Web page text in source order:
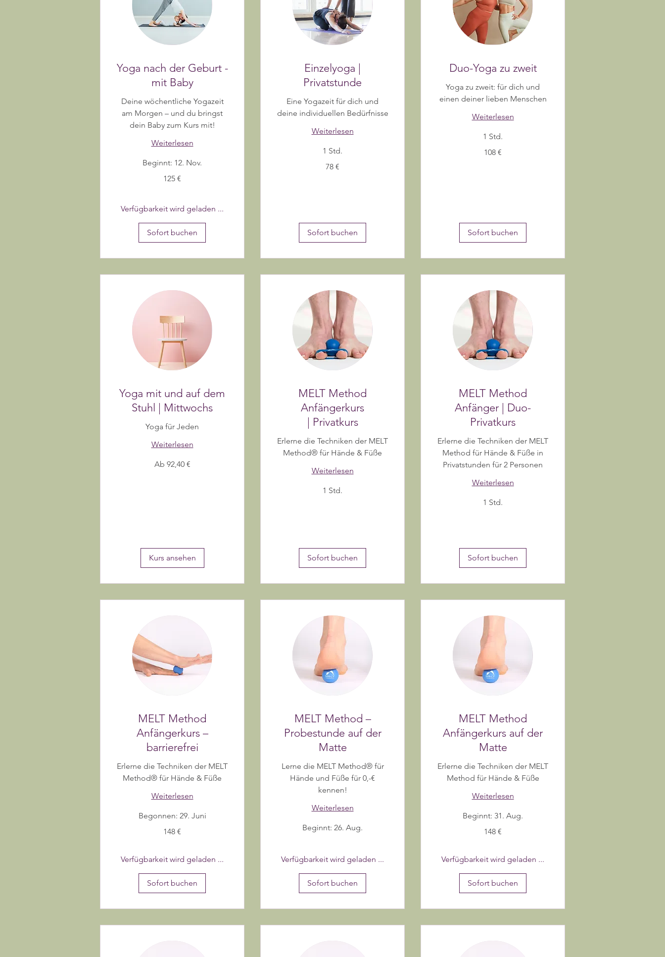
Yoga nach der Geburt -
mit Baby
Deine wöchentliche Yogazeit
am Morgen – und du bringst
dein Baby zum Kurs mit!
Weiterlesen
Beginnt: 12. Nov.
125 €
Verfügbarkeit wird geladen ...
Sofort buchen
Einzelyoga |
Privatstunde
Eine Yogazeit für dich und
deine individuellen Bedürfnisse
Weiterlesen
1 Std.
78 €
Sofort buchen
Duo-Yoga zu zweit
Yoga zu zweit: für dich und
einen deiner lieben Menschen
Weiterlesen
1 Std.
108 €
Sofort buchen
Yoga mit und auf dem
Stuhl | Mittwochs
Yoga für Jeden
Weiterlesen
Ab 92,40 €
Kurs ansehen
MELT Method
Anfängerkurs
| Privatkurs
Erlerne die Techniken der MELT
Method® für Hände & Füße
Weiterlesen
1 Std.
Sofort buchen
MELT Method
Anfänger | Duo-
Privatkurs
Erlerne die Techniken der MELT
Method für Hände & Füße in
Privatstunden für 2 Personen
Weiterlesen
1 Std.
Sofort buchen
MELT Method
Anfängerkurs –
barrierefrei
Erlerne die Techniken der MELT
Method® für Hände & Füße
Weiterlesen
Begonnen: 29. Juni
148 €
Verfügbarkeit wird geladen ...
Sofort buchen
MELT Method –
Probestunde auf der
Matte
Lerne die MELT Method® für
Hände und Füße für 0,-€
kennen!
Weiterlesen
Beginnt: 26. Aug.
Verfügbarkeit wird geladen ...
Sofort buchen
MELT Method
Anfängerkurs auf der
Matte
Erlerne die Techniken der MELT
Method für Hände & Füße
Weiterlesen
Beginnt: 31. Aug.
148 €
Verfügbarkeit wird geladen ...
Sofort buchen